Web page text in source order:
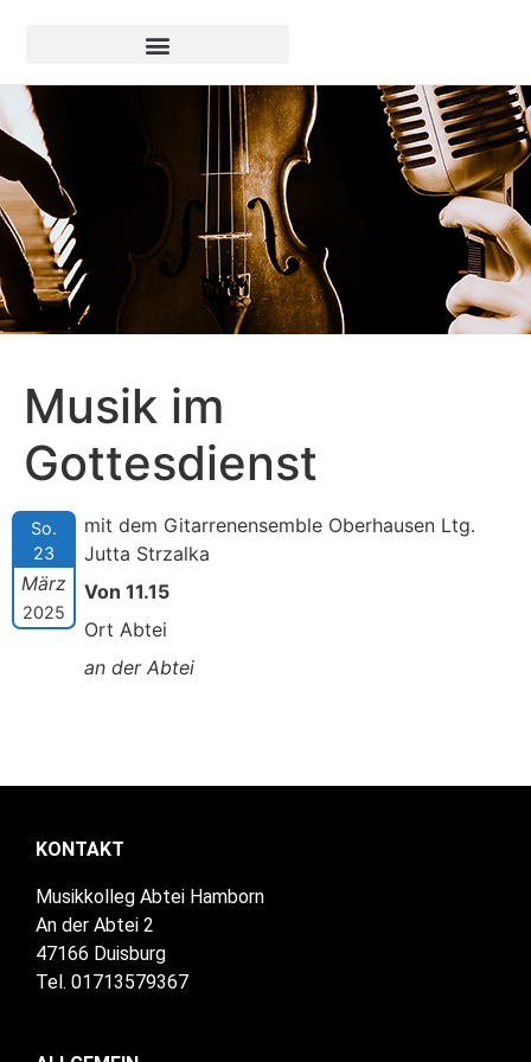
Musik im
Gottesdienst
So.
23
März
2025
mit dem Gitarrenensemble Oberhausen Ltg.
Jutta Strzalka
Von 11.15
Ort Abtei
an der Abtei
KONTAKT
Musikkolleg Abtei Hamborn
An der Abtei 2
47166 Duisburg
Tel. 01713579367